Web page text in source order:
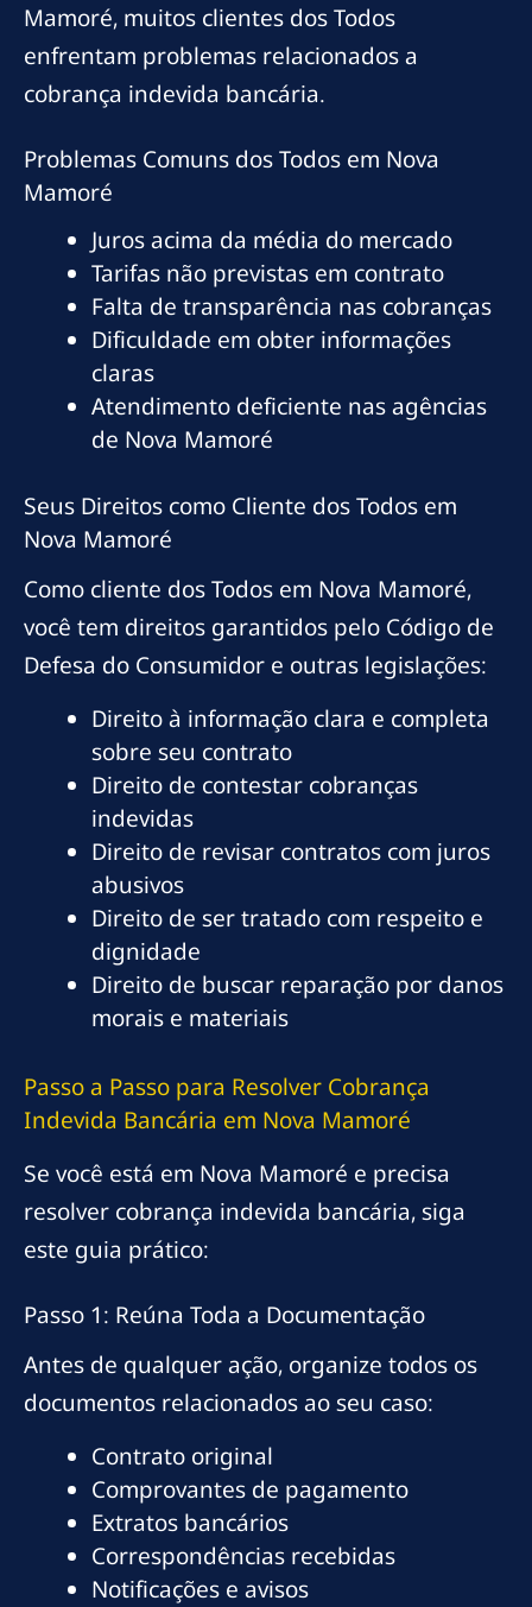
Mamoré, muitos clientes dos Todos
enfrentam problemas relacionados a
cobrança indevida bancária.
Problemas Comuns dos Todos em Nova
Mamoré
Juros acima da média do mercado
Tarifas não previstas em contrato
Falta de transparência nas cobranças
Dificuldade em obter informações
claras
Atendimento deficiente nas agências
de Nova Mamoré
Seus Direitos como Cliente dos Todos em
Nova Mamoré
Como cliente dos Todos em Nova Mamoré,
você tem direitos garantidos pelo Código de
Defesa do Consumidor e outras legislações:
Direito à informação clara e completa
sobre seu contrato
Direito de contestar cobranças
indevidas
Direito de revisar contratos com juros
abusivos
Direito de ser tratado com respeito e
dignidade
Direito de buscar reparação por danos
morais e materiais
Passo a Passo para Resolver Cobrança
Indevida Bancária em Nova Mamoré
Se você está em Nova Mamoré e precisa
resolver cobrança indevida bancária, siga
este guia prático:
Passo 1: Reúna Toda a Documentação
Antes de qualquer ação, organize todos os
documentos relacionados ao seu caso:
Contrato original
Comprovantes de pagamento
Extratos bancários
Correspondências recebidas
Notificações e avisos